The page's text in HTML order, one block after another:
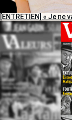
[ENTRETIEN] « Je ne